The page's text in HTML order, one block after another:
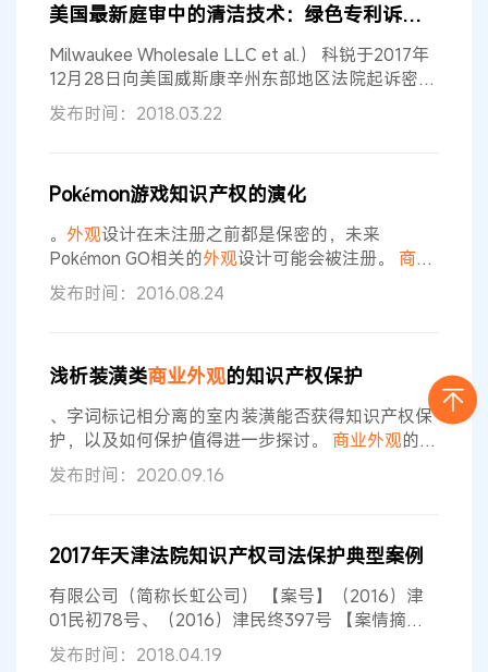
标构成了侵权并抄袭了吉普车的 商业外观。而上述
这款涉及侵权的汽车叫做Roxor，其制造商是一家
叫做马恒
美国最新庭审中的清洁技术：绿色专利诉讼案件介绍
Milwaukee Wholesale LLC et al.） 科锐于2017年
12月28日向美国威斯康辛州东部地区法院起诉密尔
沃基批发有限责任公司。 原告诉称被告在售卖科锐
CPY 250 Canopy/Soffit灯具的仿冒品 被称为仿冒
科锐产品的商业外观（trade dress）。 General
发布时间：2018.03.22
Pokémon游戏知识产权的演化
。 外观设计在未注册之前都是保密的，未来
Pokémon GO相关的外观设计可能会被注册。 商业
秘密商业
秘密是另外一种类型的财产，其反映的是
权利人从不被公众所知的秘密中获得的价值和竞争
算法。一般来说，客户名单和其他保密的
都属于
商业
秘密。 专利 视频游戏的某些功能方面
也可以申请专利。任天堂拥有100多项与
发布时间：2016.08.24
浅析装潢类商业外观的知识产权保护
、字词标记相分离的室内装潢能否获得知识产权保
护，以及如何保护值得进一步探讨。 商业外观的定
义与分类
商业外观（Trade Dress）一词来源于美
国，其本质用途与作为商标使用的词汇相同，用来
者的商品或服务的任一元素的组合；（3）产品自
身的设计或者形状。但这并非穷尽式列举，因为“任
何传达意思的”可以被用作“标志”或者
发布时间：2020.09.16
2017年天津法院知识产权司法保护典型案例
有限公司（简称长虹公司） 【案号】（2016）津
01民初78号、（2016）津民终397号 【案情摘
要】 2002年沈玉杰申请了名称为“包装袋（涮霸）”
发布时间：2018.04.19